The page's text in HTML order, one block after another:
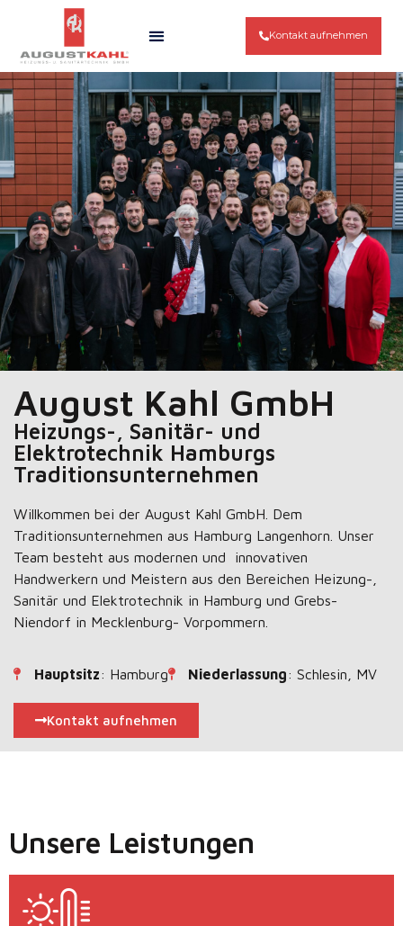
Kontakt aufnehmen
August Kahl GmbH
Heizungs-, Sanitär- und
Elektrotechnik Hamburgs
Traditionsunternehmen
Willkommen bei der August Kahl GmbH. Dem
Traditionsunternehmen aus Hamburg Langenhorn. Unser
Team besteht aus modernen und innovativen
Handwerkern und Meistern aus den Bereichen Heizung-,
Sanitär und Elektrotechnik in Hamburg und Grebs-
Niendorf in Mecklenburg- Vorpommern.
Hauptsitz: Hamburg Niederlassung: Schlesin, MV
Kontakt aufnehmen
Unsere Leistungen